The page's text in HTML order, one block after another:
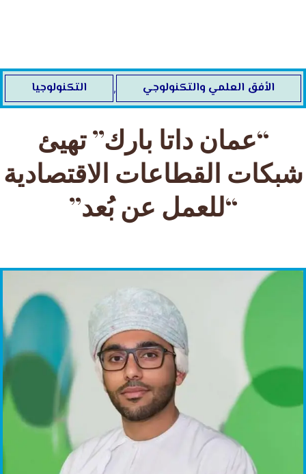
الأفق العلمي والتكنولوجي , التكنولوجيا
“عمان داتا بارك” تهيئ
شبكات القطاعات الاقتصادية
“للعمل عن بُعد”